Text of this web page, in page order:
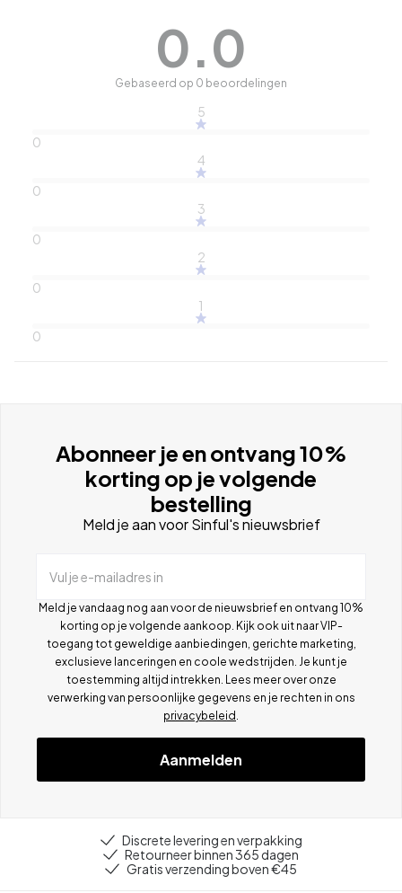
0.0
Gebaseerd op 0 beoordelingen
5
0
4
0
3
0
2
0
1
0
Abonneer je en ontvang 10%
korting op je volgende
bestelling
Meld je aan voor Sinful's nieuwsbrief
Vul je e-mailadres in
Meld je vandaag nog aan voor de nieuwsbrief en ontvang 10%
korting op je volgende aankoop. Kijk ook uit naar VIP-
toegang tot geweldige aanbiedingen, gerichte marketing,
exclusieve lanceringen en coole wedstrijden. Je kunt je
toestemming altijd intrekken. Lees meer over onze
verwerking van persoonlijke gegevens en je rechten in ons
privacybeleid
Aanmelden
Discrete levering en verpakking
Retourneer binnen 365 dagen
Gratis verzending boven €45